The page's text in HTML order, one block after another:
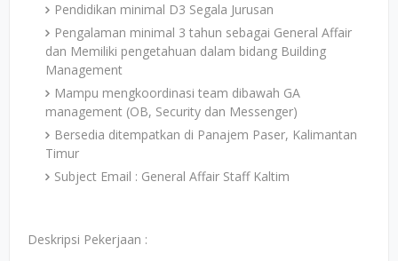
Pendidikan minimal D3 Segala Jurusan
Pengalaman minimal 3 tahun sebagai General Affair
dan Memiliki pengetahuan dalam bidang Building
Management
Mampu mengkoordinasi team dibawah GA
management (OB, Security dan Messenger)
Bersedia ditempatkan di Panajem Paser, Kalimantan
Timur
Subject Email : General Affair Staff Kaltim
Deskripsi Pekerjaan :